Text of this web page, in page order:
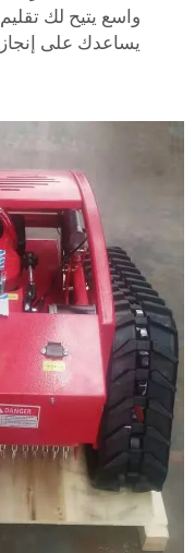
واسع يتيح لك
يساعدك على